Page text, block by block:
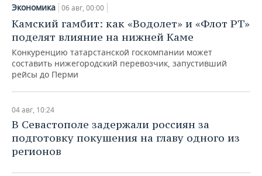
НЕФТЕХИМИЯ
НЕФТЬ
ОПК
РОЗНИЧНАЯ ТОРГОВЛЯ
ТРАНСПОРТ
УСЛУГИ
НОВОСТИ ТЕХНОЛОГИЙ
IT
МЕДИА
МЕРОПРИЯТИЯ
НОВОСТИ МЕРОПРИЯТИЙ
ВЫЕЗДНАЯ РЕДАКЦИЯ
ONLINE-КОНФЕРЕНЦИИ
ОТКРЫТАЯ ЛЕКЦИЯ
СПОРТ
НОВОСТИ СПОРТА
ХОККЕЙ
БАСКЕТБОЛ
ОБЩЕСТВО
ВЛАСТЬ
ИНФРАСТРУКТУРА
СЮЖЕТЫ
СПРАВОЧНИК
Экономика 06 авг, 00:00
Камский гамбит: как «Водолет» и «Флот РТ»
поделят влияние на нижней Каме
Конкуренцию татарстанской госкомпании может
составить нижегородский перевозчик, запустивший
рейсы до Перми
04 авг, 10:24
В Севастополе задержали россиян за
подготовку покушения на главу одного из
регионов